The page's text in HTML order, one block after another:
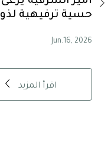
حسية ترفيهية
Jun.16, 2026
اقرأ المزيد